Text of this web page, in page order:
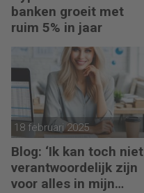
banken groeit met
ruim 5% in jaar
18 februari 2025
Blog: ‘Ik kan toch niet
verantwoordelijk zijn
voor alles in mijn